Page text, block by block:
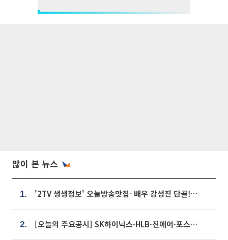
많이 본 뉴스
1. '2TV 생생정보' 오늘방송맛집- 배우 강성진 단골! 쌀국수ㆍ푸팟퐁 커리 맛집 '블○○○'
2. [오늘의 주요공시] SK하이닉스·HLB·진에어·포스코홀딩스·네이버·대우건설 등